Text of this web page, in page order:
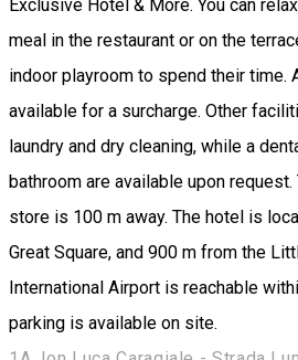
Exclusive Hotel & More. You can
meal in the restaurant or on the
indoor playroom to spend their time.
available for a surcharge. Other
laundry and dry cleaning, while a
bathroom are available upon
store is 100 m away. The hotel is
Great Square, and 900 m from the
International Airport is reachable
parking is available on site.